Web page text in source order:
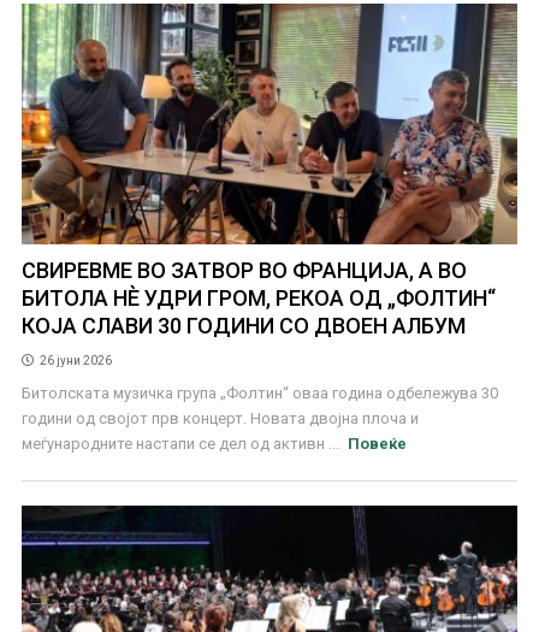
СВИРЕВМЕ ВО ЗАТВОР ВО ФРАНЦИЈА, А ВО
БИТОЛА НЀ УДРИ ГРОМ, РЕКОА ОД „ФОЛТИН“
КОЈА СЛАВИ 30 ГОДИНИ СО ДВОЕН АЛБУМ
26 јуни 2026
Битолскaта музичка група „Фолтин“ оваа година одбележува 30
години од својот прв концерт. Новата двојна плоча и
меѓународните настапи се дел од активн ...
Повеќе